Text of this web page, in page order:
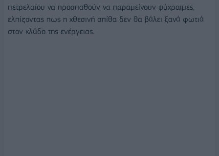
πετρελαίου να προσπαθούν να παραμείνουν ψύχραιμες,
ελπίζοντας πως η χθεσινή σπίθα δεν θα βάλει ξανά φωτιά
στον κλάδο της ενέργειας.